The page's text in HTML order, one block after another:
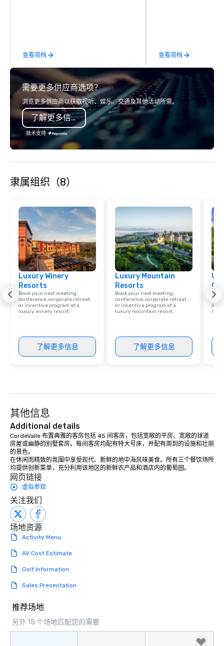
direct line of communication, and
unparalleled customer service.
查看简档 查看简档
需要更多供应商选项？
浏览更多供应商以获取视听、娱乐、交通及其他活动所需。
了解更多信息
技术支持
隶属组织（8）
Luxury Winery
Resorts
Book your next meeting,
conference, corporate retreat,
or incentive program at a
luxury winery resort.
了解更多信息
Luxury Mountain
Resorts
Book your next meeting,
conference, corporate retreat,
or incentive program at a
luxury mountain resort.
了解更多信息
Find
其他信息
Additional details
CordeValle 布置典雅的客房包括 45 间客房，包括宽敞的平房、宽敞的球道
房屋或幽静的别墅套房。每间客房均配有特大号床，并配有周到的设施和壮丽
的景色。
在休闲而精致的氛围中享受现代、新鲜的地中海风味美食。所有三个餐饮场所
均提供创新菜单，充分利用该地区的新鲜农产品和酒店内的葡萄园。
网页链接
虚拟参观
关注我们
场地资源
Activity Menu
AV Cost Estimate
Golf Information
Sales Presentation
推荐场地
另外 15 个场地匹配您的需要